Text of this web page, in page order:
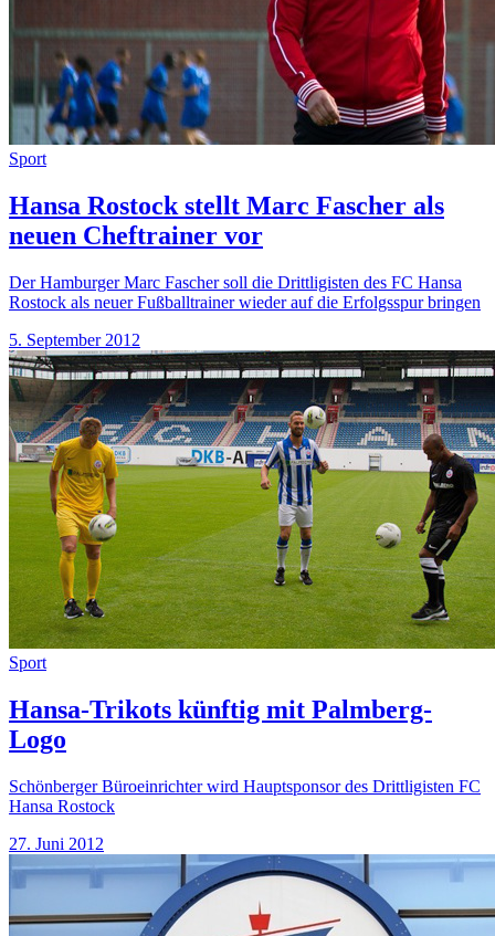
Sport
Hansa Rostock stellt Marc Fascher als
neuen Cheftrainer vor
Der Hamburger Marc Fascher soll die Drittligisten des FC Hansa
Rostock als neuer Fußballtrainer wieder auf die Erfolgsspur bringen
5. September 2012
Sport
Hansa-Trikots künftig mit Palmberg-
Logo
Schönberger Büroeinrichter wird Hauptsponsor des Drittligisten FC
Hansa Rostock
27. Juni 2012